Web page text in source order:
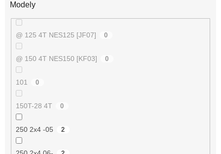
Modely
@ 125 4T NES125 [JF07] 0
@ 150 4T NES150 [KF03] 0
101 0
150T-28 4T 0
250 2x4 -05 2